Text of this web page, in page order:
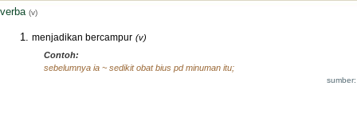
verba (v)
menjadikan bercampur (v)
Contoh:
sebelumnya ia ~ sedikit obat bius pd minuman itu;